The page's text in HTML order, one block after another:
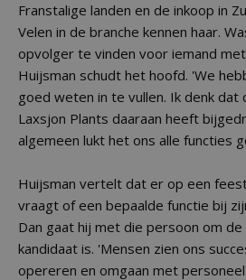
Franstalige landen en de inkoop in
Velen in de branche kennen haar.
opvolger te vinden voor iemand
Huijsman schudt het hoofd. 'We
goed weten in te vullen. Ik denk dat
Laxsjon Plants daaraan heeft
algemeen lukt het ons alle functies
Huijsman vertelt dat er op een
vraagt of een bepaalde functie bij
Dan gaat hij met die persoon om
kandidaat is. 'Mensen zien ons
opereren en omgaan met